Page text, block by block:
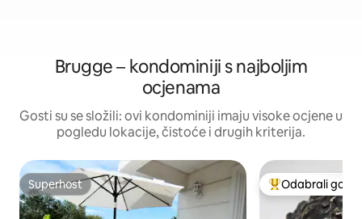
Brugge – kondominiji s najboljim
ocjenama
Gosti su se složili: ovi kondominiji imaju visoke ocjene u
pogledu lokacije, čistoće i drugih kriterija.
Superhost
Superhost Među najviše
Odabrali gosti